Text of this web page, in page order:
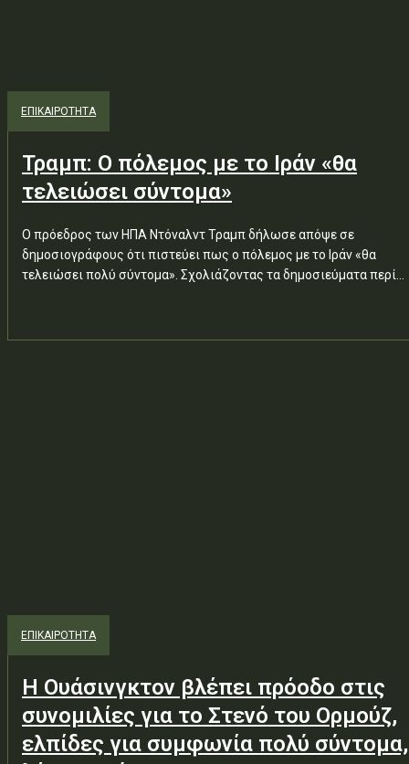
ΕΠΙΚΑΙΡΟΤΗΤΑ
Τραμπ: Ο πόλεμος με το Ιράν «θα
τελειώσει σύντομα»
Ο πρόεδρος των ΗΠΑ Ντόναλντ Τραμπ δήλωσε απόψε σε
δημοσιογράφους ότι πιστεύει πως ο πόλεμος με το Ιράν «θα
τελειώσει πολύ σύντομα». Σχολιάζοντας τα δημοσιεύματα περί...
ΕΠΙΚΑΙΡΟΤΗΤΑ
Η Ουάσινγκτον βλέπει πρόοδο στις
συνομιλίες για το Στενό του Ορμούζ,
ελπίδες για συμφωνία πολύ σύντομα,